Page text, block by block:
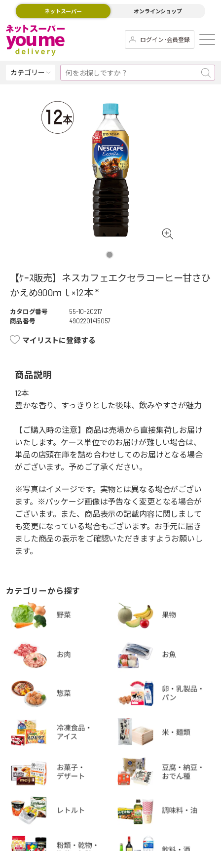
ネットスーパー オンラインショップ
ログイン･会員登録
カテゴリー
【ｹｰｽ販売】ネスカフェエクセラコーヒー甘さひ
かえめ900ｍｌ×12本 *
カタログ番号
55-10-20217
商品番号
4902201415057
マイリストに登録する
商品説明
12本
豊かな香り、すっきりとした後味、飲みやすさが魅力
【ご購入時の注意】商品は売場から直接集荷しお届け
いたします。ケース単位でのお届けが難しい場合は、
単品の店頭在庫を詰め合わせしてのお届けとなる場合
がございます。予めご了承ください。
※写真はイメージです。実物とは異なる場合がござい
ます。※パッケージ画像は予告なく変更となる場合が
ございます。また、商品表示の記載内容に関しまして
も変更になっている場合もございます。お手元に届き
ました商品の表示をご確認いただきますようお願いし
ます。
カテゴリーから探す